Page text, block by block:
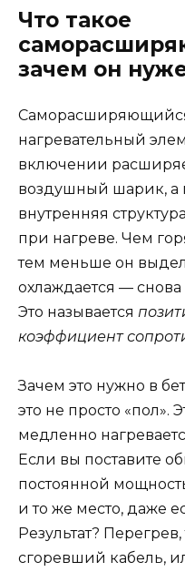
Что такое
зачем он
нагревательный
включении
воздушный шарик, а
внутренняя
при нагреве. Чем
тем меньше он
охлаждается — снова
Это называется
коэффициент
Зачем это нужно в
это не просто «пол».
медленно
Если вы поставите
постоянной
и то же место, даже
Результат?
сгоревший кабель,